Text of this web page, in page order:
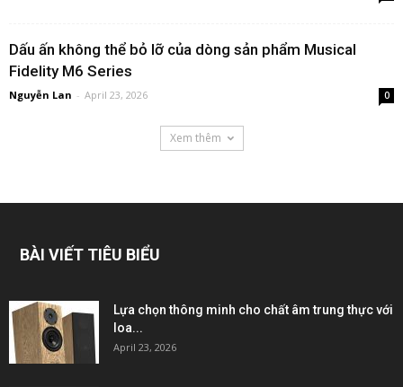
Dấu ấn không thể bỏ lỡ của dòng sản phẩm Musical
Fidelity M6 Series
Nguyễn Lan - April 23, 2026 0
Xem thêm
BÀI VIẾT TIÊU BIỂU
Lựa chọn thông minh cho chất âm trung thực với
loa...
April 23, 2026